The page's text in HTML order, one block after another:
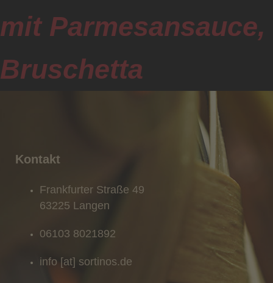
mit Parmesansauce,
Bruschetta
Kontakt
Frankfurter Straße 49
63225 Langen
06103 8021892
info [at] sortinos.de